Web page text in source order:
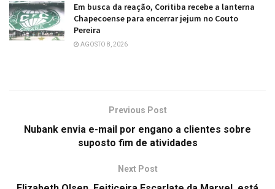
Em busca da reação, Coritiba recebe a lanterna
Chapecoense para encerrar jejum no Couto
Pereira
AGOSTO 8, 2026
Previous Post
Nubank envia e-mail por engano a clientes sobre
suposto fim de atividades
Next Post